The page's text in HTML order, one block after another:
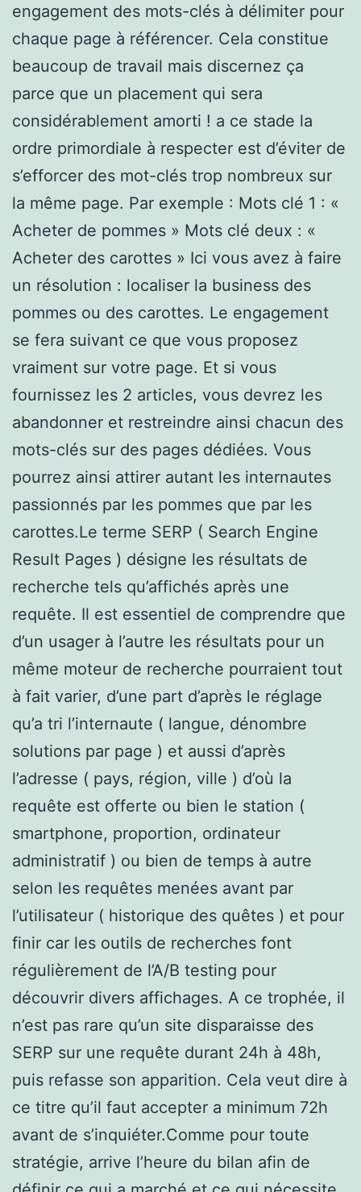
engagement des mots-clés à délimiter pour
chaque page à référencer. Cela constitue
beaucoup de travail mais discernez ça
parce que un placement qui sera
considérablement amorti ! a ce stade la
ordre primordiale à respecter est d’éviter de
s’efforcer des mot-clés trop nombreux sur
la même page. Par exemple : Mots clé 1 : «
Acheter de pommes » Mots clé deux : «
Acheter des carottes » Ici vous avez à faire
un résolution : localiser la business des
pommes ou des carottes. Le engagement
se fera suivant ce que vous proposez
vraiment sur votre page. Et si vous
fournissez les 2 articles, vous devrez les
abandonner et restreindre ainsi chacun des
mots-clés sur des pages dédiées. Vous
pourrez ainsi attirer autant les internautes
passionnés par les pommes que par les
carottes.Le terme SERP ( Search Engine
Result Pages ) désigne les résultats de
recherche tels qu’affichés après une
requête. Il est essentiel de comprendre que
d’un usager à l’autre les résultats pour un
même moteur de recherche pourraient tout
à fait varier, d’une part d’après le réglage
qu’a tri l’internaute ( langue, dénombre
solutions par page ) et aussi d’après
l’adresse ( pays, région, ville ) d’où la
requête est offerte ou bien le station (
smartphone, proportion, ordinateur
administratif ) ou bien de temps à autre
selon les requêtes menées avant par
l’utilisateur ( historique des quêtes ) et pour
finir car les outils de recherches font
régulièrement de l’A/B testing pour
découvrir divers affichages. A ce trophée, il
n’est pas rare qu’un site disparaisse des
SERP sur une requête durant 24h à 48h,
puis refasse son apparition. Cela veut dire à
ce titre qu’il faut accepter a minimum 72h
avant de s’inquiéter.Comme pour toute
stratégie, arrive l’heure du bilan afin de